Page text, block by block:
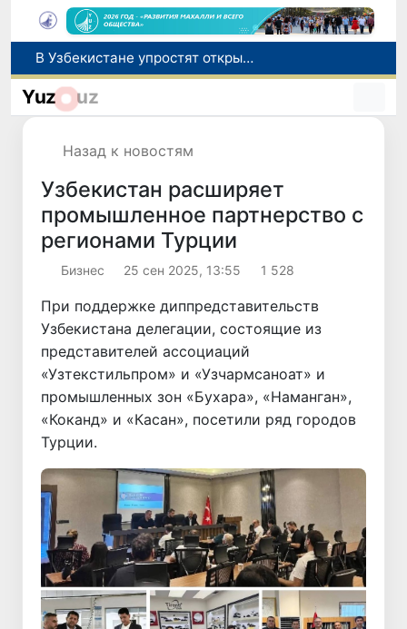
В Узбекистане упростят открытие бизнеса и расширят возможности выбора фамилии для ребенка
В Узбекистане усиливаются меры социальной защиты населения
В Андижанской области произошло землетрясение магнитудой 3
Yuz uz
Назад к новостям
Узбекистан расширяет
промышленное партнерство с
регионами Турции
Бизнес 25 сен 2025, 13:55 1 528
При поддержке диппредставительств
Узбекистана делегации, состоящие из
представителей ассоциаций
«Узтекстильпром» и «Узчармсаноат» и
промышленных зон «Бухара», «Наманган»,
«Коканд» и «Касан», посетили ряд городов
Турции.